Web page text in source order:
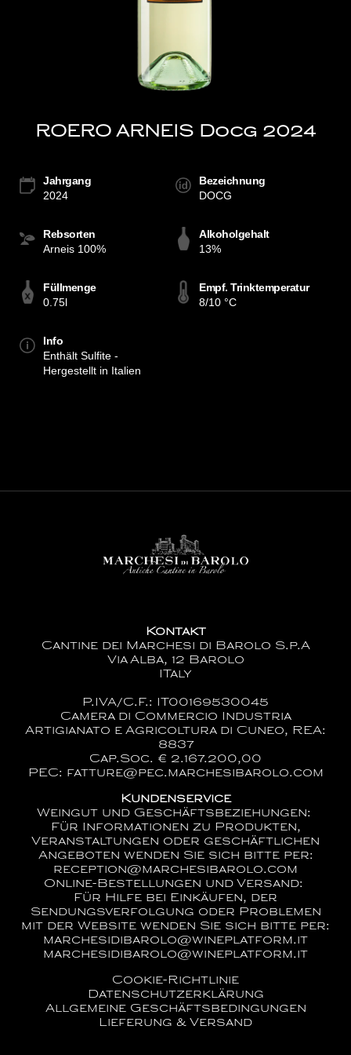
ROERO ARNEIS Docg 2024
Jahrgang
2024
Bezeichnung
DOCG
Rebsorten
Arneis 100%
Alkoholgehalt
13%
Füllmenge
0.75l
Empf. Trinktemperatur
8/10 °C
Info
Enthält Sulfite -
Hergestellt in Italien
Kontakt
Cantine dei Marchesi di Barolo S.p.A
Via Alba, 12 Barolo
ITaly
P.IVA/C.F.: IT00169530045
Camera di Commercio Industria
Artigianato e Agricoltura di Cuneo, REA:
8837
Cap.Soc. € 2.167.200,00
PEC: fatture@pec.marchesibarolo.com
Kundenservice
Weingut und Geschäftsbeziehungen:
Für Informationen zu Produkten,
Veranstaltungen oder geschäftlichen
Angeboten wenden Sie sich bitte per:
reception@marchesibarolo.com
Online-Bestellungen und Versand:
Für Hilfe bei Einkäufen, der
Sendungsverfolgung oder Problemen
mit der Website wenden Sie sich bitte per:
marchesidibarolo@wineplatform.it
marchesidibarolo@wineplatform.it
Cookie-Richtlinie
Datenschutzerklärung
Allgemeine Geschäftsbedingungen
Lieferung & Versand